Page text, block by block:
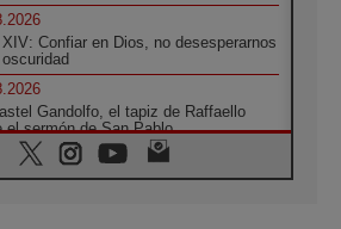
XIV: Confiar en Dios, no desesperarnos
Gandolfo, el tapiz de Raffaello
el sermón de San Pablo
«la paz no se compra con una